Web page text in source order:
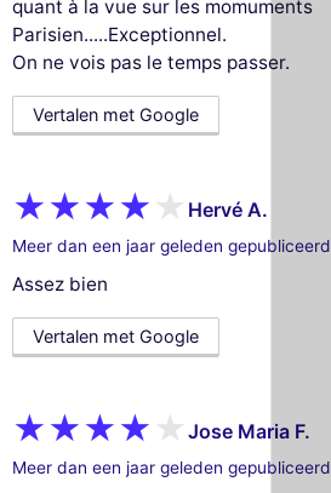
quant à la vue sur les momuments
Parisien.....Exceptionnel.
On ne vois pas le temps passer.
Vertalen met Google
Hervé A.
Meer dan een jaar geleden gepubliceerd
Assez bien
Vertalen met Google
Jose Maria F.
Meer dan een jaar geleden gepubliceerd